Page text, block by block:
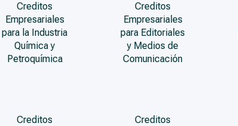
Creditos
Empresariales
para la Industria
Química y
Petroquímica
Creditos
Empresariales
para Editoriales
y Medios de
Comunicación
Creditos
Creditos